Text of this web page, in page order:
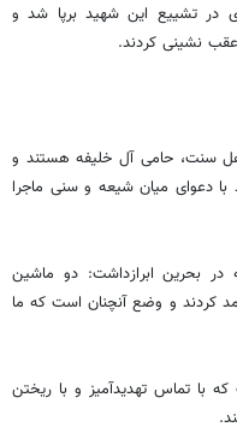
در تشییع این شهید برپا شد و
نشینی کردند.
سنت، حامی آل خلیفه هستند و
دعوای میان شیعه و سنی ماجرا
در بحرین ابرازداشت: دو ماشین
کردند و وضع آنچنان است که ما
با تماس تهدیدآمیز و با ریختن